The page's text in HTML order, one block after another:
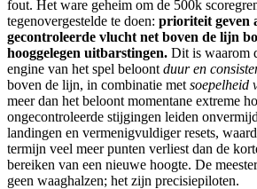
fout. Het ware geheim om de 500k
tegenovergestelde te doen: prioriteit geven
gecontroleerde vlucht net boven de lijn
hooggelegen uitbarstingen. Dit is waarom
engine van het spel beloont duur en
boven de lijn, in combinatie met soepelheid
meer dan het beloont momentane extreme
ongecontroleerde stijgingen leiden
landingen en vermenigvuldiger resets,
termijn veel meer punten verliest dan de
bereiken van een nieuwe hoogte. De
geen waaghalzen; het zijn precisiepiloten.